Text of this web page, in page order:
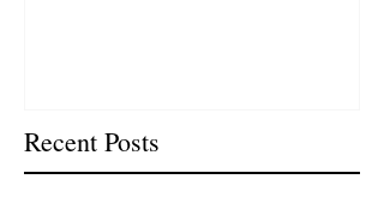
Recent Posts